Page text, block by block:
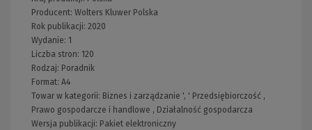
Producent: Wolters Kluwer Polska
Rok publikacji: 2020
Wydanie: 1
Liczba stron: 120
Rodzaj: Poradnik
Format: A4
Towar w kategorii: Biznes i zarządzanie ', ' Przedsiębiorczość ,
Prawo gospodarcze i handlowe , Działalność gospodarcza
Wersja publikacji: Pakiet elektroniczny